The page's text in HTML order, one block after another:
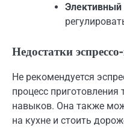
Элективный
Недостатки
Не рекомендуется
процесс приготовления
навыков. Она также
на кухне и стоить